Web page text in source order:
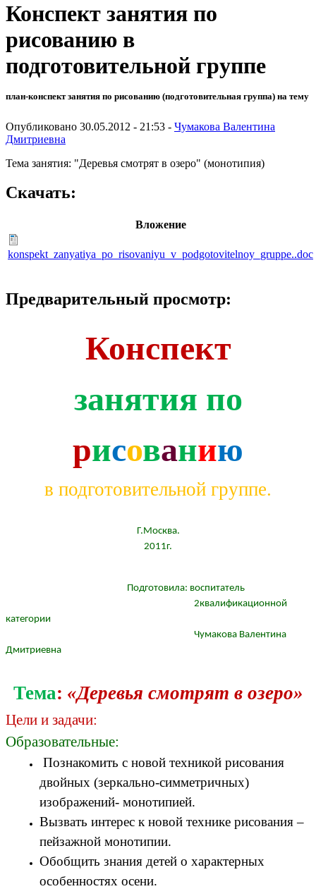
Конспект занятия по
рисованию в
подготовительной группе
план-конспект занятия по рисованию (подготовительная группа) на тему
Опубликовано 30.05.2012 - 21:53 - Чумакова Валентина
Дмитриевна
Тема занятия: "Деревья смотрят в озеро" (монотипия)
Скачать:
Вложение
konspekt_zanyatiya_po_risovaniyu_v_podgotovitelnoy_gruppe..doc
Предварительный просмотр:
Конспект
занятия по
рисованию
в подготовительной группе.
Г.Москва.
2011г.
Подготовила: воспитатель
2квалификационной
категории
Чумакова Валентина
Дмитриевна
Тема: «Деревья смотрят в озеро»
Цели и задачи:
Образовательные:
Познакомить с новой техникой рисования
двойных (зеркально-симметричных)
изображений- монотипией.
Вызвать интерес к новой технике рисования –
пейзажной монотипии.
Обобщить знания детей о характерных
особенностях осени.